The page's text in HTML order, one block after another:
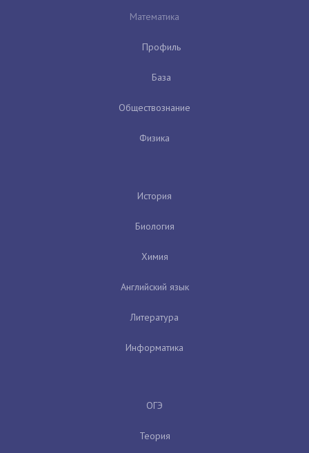
Математика
Профиль
База
Обществознание
Физика
История
Биология
Химия
Английский язык
Литература
Информатика
ОГЭ
Теория